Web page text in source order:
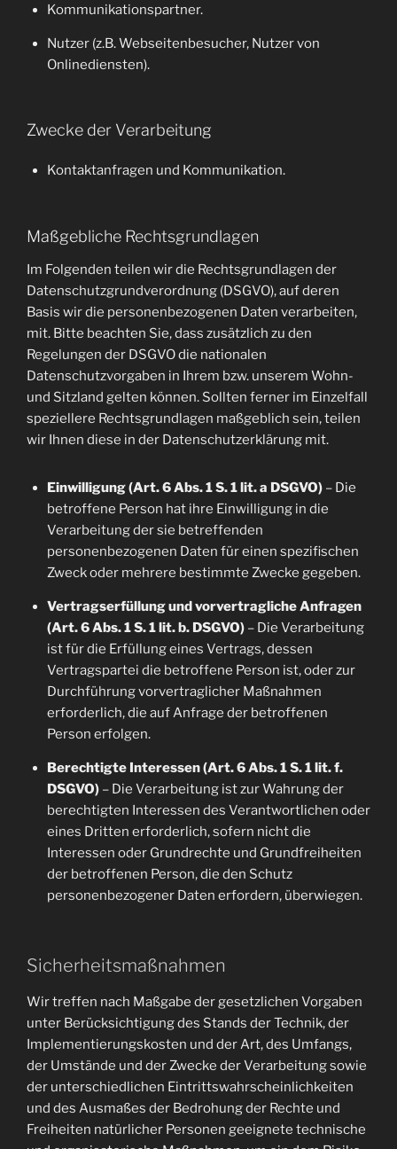
Kommunikationspartner.
Nutzer (z.B. Webseitenbesucher, Nutzer von
Onlinediensten).
Zwecke der Verarbeitung
Kontaktanfragen und Kommunikation.
Maßgebliche Rechtsgrundlagen
Im Folgenden teilen wir die Rechtsgrundlagen der
Datenschutzgrundverordnung (DSGVO), auf deren
Basis wir die personenbezogenen Daten verarbeiten,
mit. Bitte beachten Sie, dass zusätzlich zu den
Regelungen der DSGVO die nationalen
Datenschutzvorgaben in Ihrem bzw. unserem Wohn-
und Sitzland gelten können. Sollten ferner im Einzelfall
speziellere Rechtsgrundlagen maßgeblich sein, teilen
wir Ihnen diese in der Datenschutzerklärung mit.
Einwilligung (Art. 6 Abs. 1 S. 1 lit. a DSGVO)– Die
betroffene Person hat ihre Einwilligung in die
Verarbeitung der sie betreffenden
personenbezogenen Daten für einen spezifischen
Zweck oder mehrere bestimmte Zwecke gegeben.
Vertragserfüllung und vorvertragliche Anfragen
(Art. 6 Abs. 1 S. 1 lit. b. DSGVO)– Die Verarbeitung
ist für die Erfüllung eines Vertrags, dessen
Vertragspartei die betroffene Person ist, oder zur
Durchführung vorvertraglicher Maßnahmen
erforderlich, die auf Anfrage der betroffenen
Person erfolgen.
Berechtigte Interessen (Art. 6 Abs. 1 S. 1 lit. f.
DSGVO)– Die Verarbeitung ist zur Wahrung der
berechtigten Interessen des Verantwortlichen oder
eines Dritten erforderlich, sofern nicht die
Interessen oder Grundrechte und Grundfreiheiten
der betroffenen Person, die den Schutz
personenbezogener Daten erfordern, überwiegen.
Sicherheitsmaßnahmen
Wir treffen nach Maßgabe der gesetzlichen Vorgaben
unter Berücksichtigung des Stands der Technik, der
Implementierungskosten und der Art, des Umfangs,
der Umstände und der Zwecke der Verarbeitung sowie
der unterschiedlichen Eintrittswahrscheinlichkeiten
und des Ausmaßes der Bedrohung der Rechte und
Freiheiten natürlicher Personen geeignete technische